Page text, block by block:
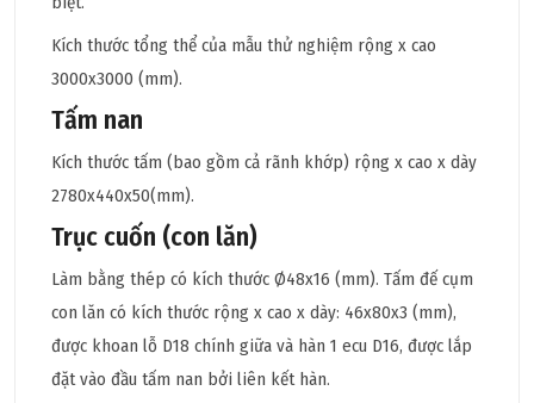
Kích thước tổng thể của mẫu thử nghiệm rộng x cao
3000x3000 (mm).
Tấm nan
Kích thước tấm (bao gồm cả rãnh khớp) rộng x cao x dày
2780x440x50(mm).
Trục cuốn (con lăn)
Làm bằng thép có kích thước Ø48x16 (mm). Tấm đế cụm
con lăn có kích thước rộng x cao x dày: 46x80x3 (mm),
được khoan lỗ D18 chính giữa và hàn 1 ecu D16, được lắp
đặt vào đầu tấm nan bởi liên kết hàn.